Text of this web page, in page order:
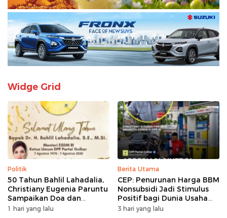
Widge Grid
Politik
50 Tahun Bahlil Lahadalia,
Christiany Eugenia Paruntu
Sampaikan Doa dan
Harapan
1 hari yang lalu
Berita Utama
CEP: Penurunan Harga BBM
Nonsubsidi Jadi Stimulus
Positif bagi Dunia Usaha
dan Pertumbuhan Ekonomi
3 hari yang lalu